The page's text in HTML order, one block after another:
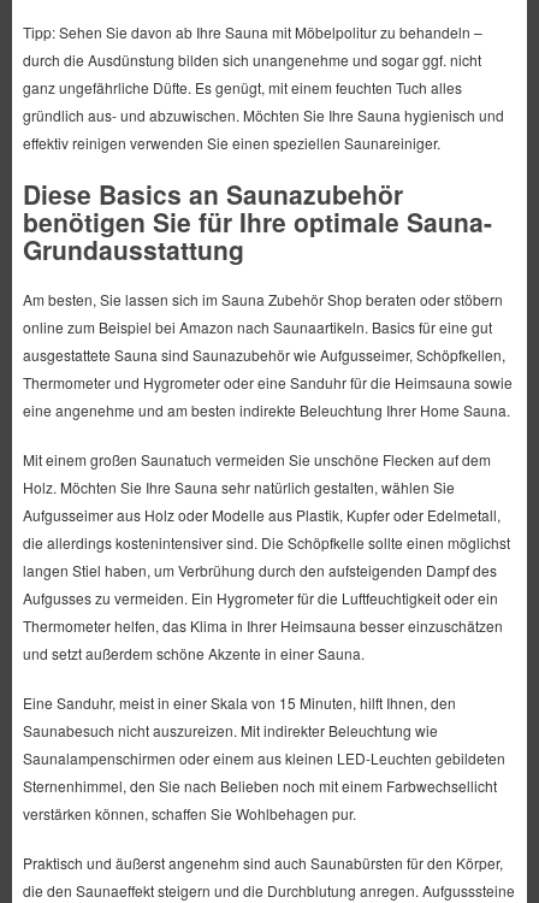
Tipp: Sehen Sie davon ab Ihre Sauna mit Möbelpolitur zu behandeln –
durch die Ausdünstung bilden sich unangenehme und sogar ggf. nicht
ganz ungefährliche Düfte. Es genügt, mit einem feuchten Tuch alles
gründlich aus- und abzuwischen. Möchten Sie Ihre Sauna hygienisch und
effektiv reinigen verwenden Sie einen speziellen Saunareiniger.
Diese Basics an Saunazubehör
benötigen Sie für Ihre optimale Sauna-
Grundausstattung
Am besten, Sie lassen sich im Sauna Zubehör Shop beraten oder stöbern
online zum Beispiel bei Amazon nach Saunaartikeln. Basics für eine gut
ausgestattete Sauna sind Saunazubehör wie Aufgusseimer, Schöpfkellen,
Thermometer und Hygrometer oder eine Sanduhr für die Heimsauna sowie
eine angenehme und am besten indirekte Beleuchtung Ihrer Home Sauna.
Mit einem großen Saunatuch vermeiden Sie unschöne Flecken auf dem
Holz. Möchten Sie Ihre Sauna sehr natürlich gestalten, wählen Sie
Aufgusseimer aus Holz oder Modelle aus Plastik, Kupfer oder Edelmetall,
die allerdings kostenintensiver sind. Die Schöpfkelle sollte einen möglichst
langen Stiel haben, um Verbrühung durch den aufsteigenden Dampf des
Aufgusses zu vermeiden. Ein Hygrometer für die Luftfeuchtigkeit oder ein
Thermometer helfen, das Klima in Ihrer Heimsauna besser einzuschätzen
und setzt außerdem schöne Akzente in einer Sauna.
Eine Sanduhr, meist in einer Skala von 15 Minuten, hilft Ihnen, den
Saunabesuch nicht auszureizen. Mit indirekter Beleuchtung wie
Saunalampenschirmen oder einem aus kleinen LED-Leuchten gebildeten
Sternenhimmel, den Sie nach Belieben noch mit einem Farbwechsellicht
verstärken können, schaffen Sie Wohlbehagen pur.
Praktisch und äußerst angenehm sind auch Saunabürsten für den Körper,
die den Saunaeffekt steigern und die Durchblutung anregen. Aufgusssteine